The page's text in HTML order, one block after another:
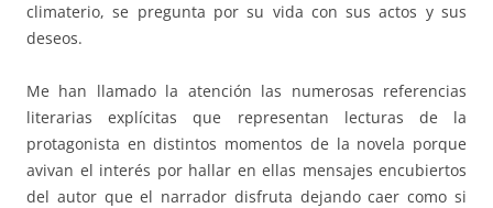
climaterio, se pregunta por su vida con sus actos y sus
deseos.
Me han llamado la atención las numerosas referencias
literarias explícitas que representan lecturas de la
protagonista en distintos momentos de la novela porque
avivan el interés por hallar en ellas mensajes encubiertos
del autor que el narrador disfruta dejando caer como si